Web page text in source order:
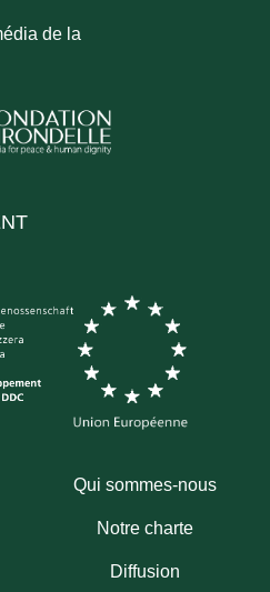
de la
Qui sommes-nous
Notre charte
Diffusion